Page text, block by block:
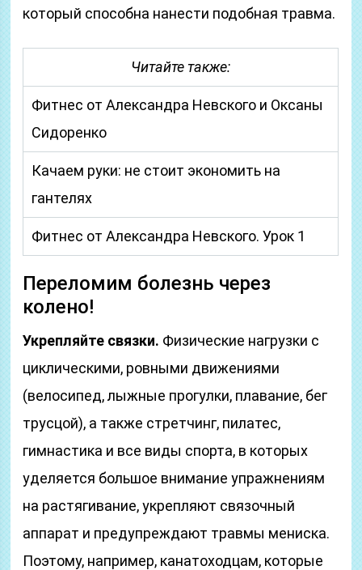
который способна нанести подобная травма.
Читайте также:
Фитнес от Александра Невского и Оксаны
Сидоренко
Качаем руки: не стоит экономить на
гантелях
Фитнес от Александра Невского. Урок 1
Переломим болезнь через
колено!
Укрепляйте связки. Физические нагрузки с
циклическими, ровными движениями
(велосипед, лыжные прогулки, плавание, бег
трусцой), а также стретчинг, пилатес,
гимнастика и все виды спорта, в которых
уделяется большое внимание упражнениям
на растягивание, укрепляют связочный
аппарат и предупреждают травмы мениска.
Поэтому, например, канатоходцам, которые